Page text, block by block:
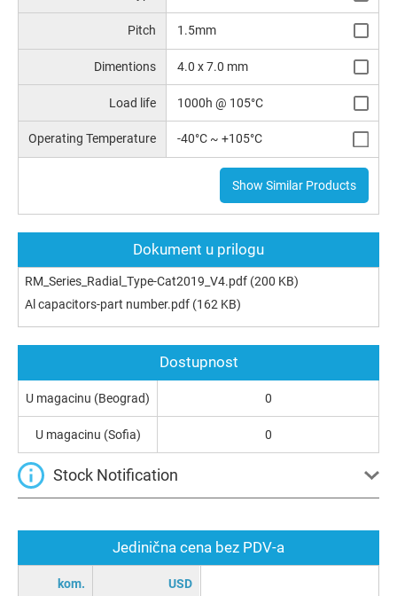
Pitch 1.5mm
Dimentions 4.0 x 7.0 mm
Load life 1000h @ 105°C
Operating Temperature -40°C ~ +105°C
Show Similar Products
Dokument u prilogu
RM_Series_Radial_Type-Cat2019_V4.pdf (200 KB)
Al capacitors-part number.pdf (162 KB)
Jedinična cena bez PDV-a
kom. USD
Dostupnost
U magacinu (Beograd) 0
U magacinu (Sofia) 0
Stock Notification